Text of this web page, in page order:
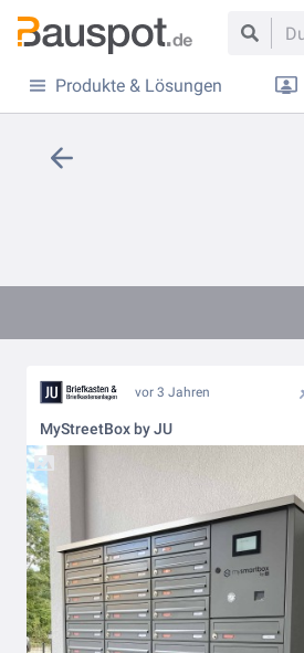
Produkte & Lösungen
vor 3 Jahren
MyStreetBox by JU